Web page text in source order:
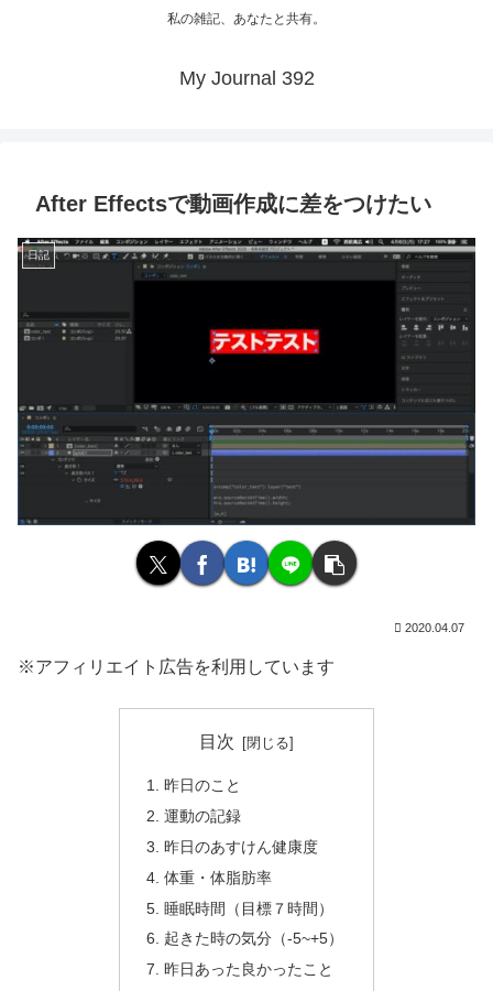
私の雑記、あなたと共有。
My Journal 392
After Effectsで動画作成に差をつけたい
日記
2020.04.07
※アフィリエイト広告を利用しています
目次
昨日のこと
運動の記録
昨日のあすけん健康度
体重・体脂肪率
睡眠時間（目標７時間）
起きた時の気分（-5~+5）
昨日あった良かったこと